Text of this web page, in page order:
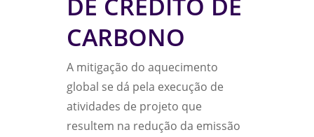
CARBONO
A mitigação do aquecimento
global se dá pela execução de
atividades de projeto que
resultem na redução da emissão